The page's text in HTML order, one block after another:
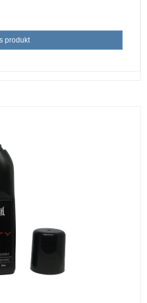
produkt